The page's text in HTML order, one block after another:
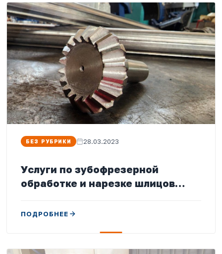
БЕЗ РУБРИКИ 28.03.2023
Услуги по зубофрезерной
обработке и нарезке шлицов…
ПОДРОБНЕЕ